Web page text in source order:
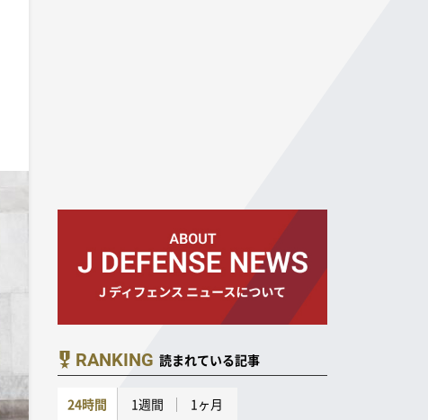
RANKING 読まれている記事
24時間 1週間 1ヶ月